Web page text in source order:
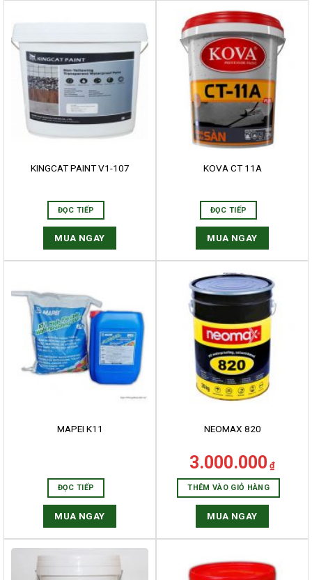
KINGCAT PAINT V1-107
ĐỌC TIẾP
MUA NGAY
KOVA CT 11A
ĐỌC TIẾP
MUA NGAY
MAPEI K11
ĐỌC TIẾP
MUA NGAY
NEOMAX 820
3.000.000 ₫
THÊM VÀO GIỎ HÀNG
MUA NGAY